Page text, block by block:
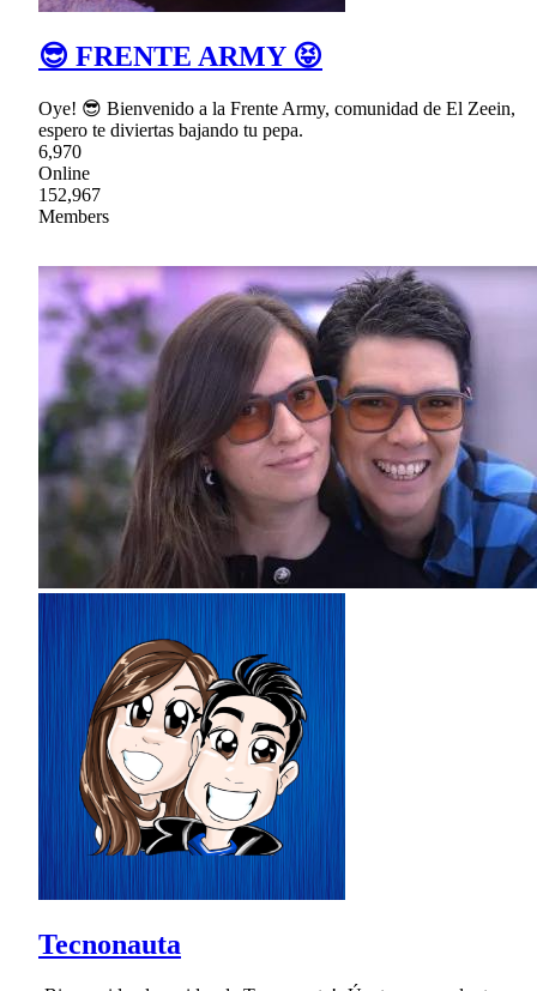
😎 FRENTE ARMY 😝
Oye! 😎 Bienvenido a la Frente Army, comunidad de El Zeein,
espero te diviertas bajando tu pepa.
6,970
Online
152,967
Members
Tecnonauta